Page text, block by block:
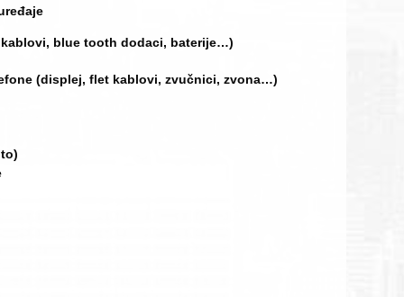
blue tooth dodaci, baterije…)
(displej, flet kablovi, zvučnici, zvona…)